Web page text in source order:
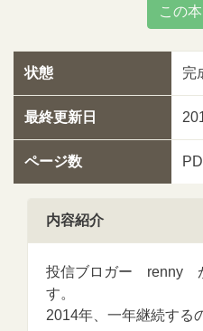
この
状態 完
最終更新日
ページ数
内容紹介
投信ブロガー renny
す。
2014年、一年継続する